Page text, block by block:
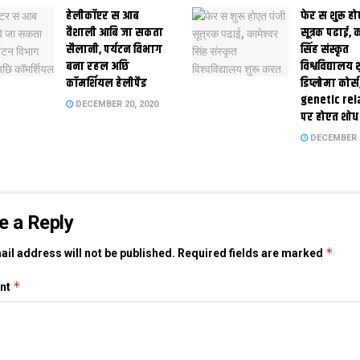
हेलीकॉप्टर स आब
वैशाली आबि जा सकता
सैलानी, पर्यटन विभाग
बना रहल अछि
कॉमर्शियल हेलीपैड
DECEMBER 20, 2020
फेर स शुरू
सूत्रक पढाई,
सिंह संस्कृत
डिप्लोमा
genetic
पर होएत शोध
DECEMBER
a Reply
address will not be published. Required fields are marked *
*